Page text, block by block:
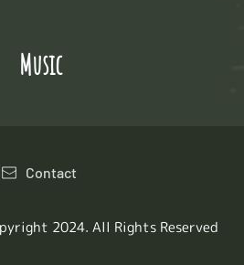
Music
2024. All Rights Reserved
Contact